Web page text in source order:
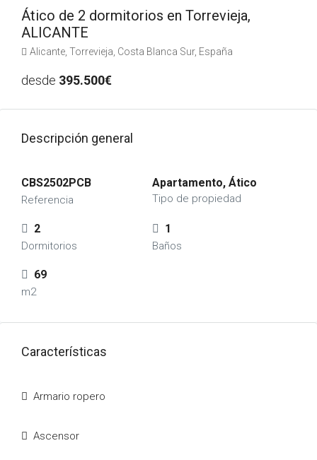
Ático de 2 dormitorios en Torrevieja,
ALICANTE
Alicante, Torrevieja, Costa Blanca Sur, España
desde 395.500€
Descripción general
CBS2502PCB
Referencia
Apartamento, Ático
Tipo de propiedad
2
Dormitorios
1
Baños
69
m2
Características
Armario ropero
Ascensor